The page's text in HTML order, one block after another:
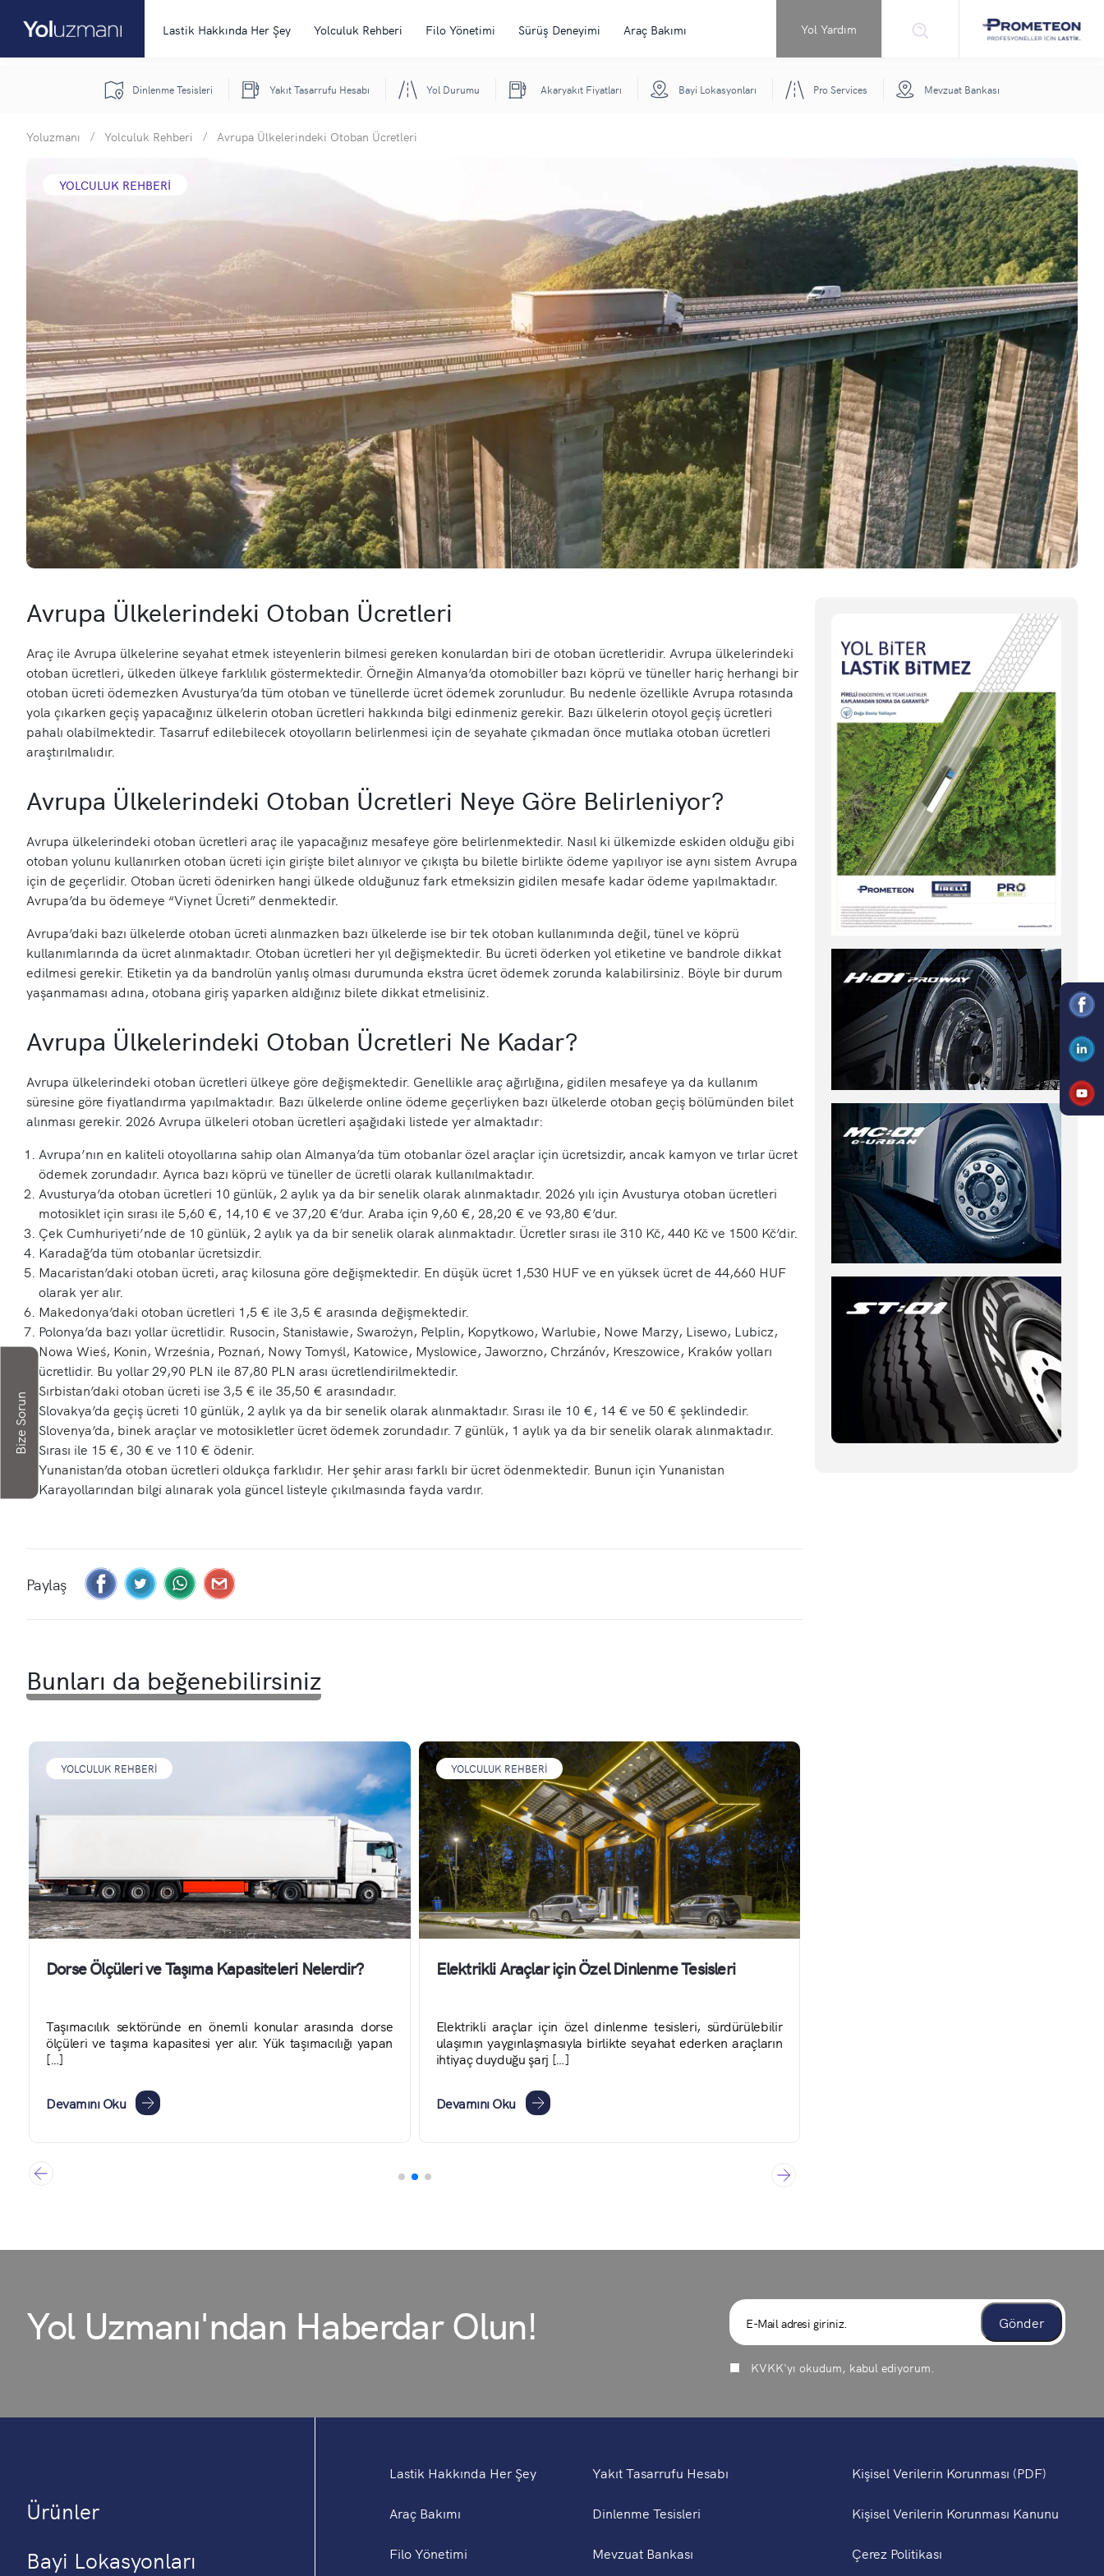
Yol Yardım
Lastik Hakkında Her Şey Yolculuk Rehberi Filo Yönetimi Sürüş Deneyimi Araç Bakımı
Dinlenme Tesisleri Yakıt Tasarrufu Hesabı Yol Durumu Akaryakıt Fiyatları Bayi Lokasyonları Pro Services Mevzuat Bankası
Yoluzmanı / Yolculuk Rehberi / Avrupa Ülkelerindeki Otoban Ücretleri
YOLCULUK REHBERI
Avrupa Ülkelerindeki Otoban Ücretleri
Araç ile Avrupa ülkelerine seyahat etmek isteyenlerin bilmesi gereken konulardan biri de otoban ücretleridir. Avrupa ülkelerindeki
otoban ücretleri, ülkeden ülkeye farklılık göstermektedir. Örneğin Almanya’da otomobiller bazı köprü ve tüneller hariç herhangi bir
otoban ücreti ödemezken Avusturya’da tüm otoban ve tünellerde ücret ödemek zorunludur. Bu nedenle özellikle Avrupa rotasında
yola çıkarken geçiş yapacağınız ülkelerin otoban ücretleri hakkında bilgi edinmeniz gerekir. Bazı ülkelerin otoyol geçiş ücretleri
pahalı olabilmektedir. Tasarruf edilebilecek otoyolların belirlenmesi için de seyahate çıkmadan önce mutlaka otoban ücretleri
araştırılmalıdır.
Avrupa Ülkelerindeki Otoban Ücretleri Neye Göre Belirleniyor?
Avrupa ülkelerindeki otoban ücretleri araç ile yapacağınız mesafeye göre belirlenmektedir. Nasıl ki ülkemizde eskiden olduğu gibi
otoban yolunu kullanırken otoban ücreti için girişte bilet alınıyor ve çıkışta bu biletle birlikte ödeme yapılıyor ise aynı sistem Avrupa
için de geçerlidir. Otoban ücreti ödenirken hangi ülkede olduğunuz fark etmeksizin gidilen mesafe kadar ödeme yapılmaktadır.
Avrupa’da bu ödemeye “Viynet Ücreti”denmektedir.
Avrupa’daki bazı ülkelerde otoban ücreti alınmazken bazı ülkelerde ise bir tek otoban kullanımında değil, tünel ve köprü
kullanımlarında da ücret alınmaktadır. Otoban ücretleri her yıl değişmektedir. Bu ücreti öderken yol etiketine ve bandrole dikkat
edilmesi gerekir. Etiketin ya da bandrolün yanlış olması durumunda ekstra ücret ödemek zorunda kalabilirsiniz. Böyle bir durum
yaşanmaması adına, otobana giriş yaparken aldığınız bilete dikkat etmelisiniz.
Avrupa Ülkelerindeki Otoban Ücretleri Ne Kadar?
Avrupa ülkelerindeki otoban ücretleri ülkeye göre değişmektedir. Genellikle araç ağırlığına, gidilen mesafeye ya da kullanım
süresine göre fiyatlandırma yapılmaktadır. Bazı ülkelerde online ödeme geçerliyken bazı ülkelerde otoban geçiş bölümünden bilet
alınması gerekir. 2026 Avrupa ülkeleri otoban ücretleri aşağıdaki listede yer almaktadır:
Avrupa’nın en kaliteli otoyollarına sahip olan Almanya’da tüm otobanlar özel araçlar için ücretsizdir, ancak kamyon ve tırlar ücret
ödemek zorundadır. Ayrıca bazı köprü ve tüneller de ücretli olarak kullanılmaktadır.
Avusturya’da otoban ücretleri 10 günlük, 2 aylık ya da bir senelik olarak alınmaktadır. 2026 yılı için Avusturya otoban ücretleri
motosiklet için sırası ile 5,60 €, 14,10 € ve 37,20 €’dur. Araba için 9,60 €, 28,20 € ve 93,80 €’dur.
Çek Cumhuriyeti’nde de 10 günlük, 2 aylık ya da bir senelik olarak alınmaktadır. Ücretler sırası ile 310 Kč, 440 Kč ve 1500 Kč’dir.
Karadağ’da tüm otobanlar ücretsizdir.
Macaristan’daki otoban ücreti, araç kilosuna göre değişmektedir. En düşük ücret 1,530 HUF ve en yüksek ücret de 44,660 HUF
olarak yer alır.
Makedonya’daki otoban ücretleri 1,5 € ile 3,5 € arasında değişmektedir.
Polonya’da bazı yollar ücretlidir. Rusocin, Stanisławie, Swarożyn, Pelplin, Kopytkowo, Warlubie, Nowe Marzy, Lisewo, Lubicz,
Nowa Wieś, Konin, Września, Poznań, Nowy Tomyśl, Katowice, Myslowice, Jaworzno, Chrzánóv, Kreszowice, Kraków yolları
ücretlidir. Bu yollar 29,90 PLN ile 87,80 PLN arası ücretlendirilmektedir.
Sırbistan’daki otoban ücreti ise 3,5 € ile 35,50 € arasındadır.
Slovakya’da geçiş ücreti 10 günlük, 2 aylık ya da bir senelik olarak alınmaktadır. Sırası ile 10 €, 14 € ve 50 € şeklindedir.
Slovenya’da, binek araçlar ve motosikletler ücret ödemek zorundadır. 7 günlük, 1 aylık ya da bir senelik olarak alınmaktadır.
Sırası ile 15 €, 30 € ve 110 € ödenir.
Yunanistan’da otoban ücretleri oldukça farklıdır. Her şehir arası farklı bir ücret ödenmektedir. Bunun için Yunanistan
Karayollarından bilgi alınarak yola güncel listeyle çıkılmasında fayda vardır.
Paylaş
Bunları da beğenebilirsiniz
YOLCULUK REHBERI
Dorse Ölçüleri ve Taşıma Kapasiteleri Nelerdir?
Taşımacılık sektöründe en önemli konular arasında dorse
ölçüleri ve taşıma kapasitesi yer alır. Yük taşımacılığı yapan
[…]
Devamını Oku
YOLCULUK REHBERI
Elektrikli Araçlar için Özel Dinlenme Tesisleri
Elektrikli araçlar için özel dinlenme tesisleri, sürdürülebilir
ulaşımın yaygınlaşmasıyla birlikte seyahat ederken araçların
ihtiyaç duyduğu şarj […]
Devamını Oku
Bize Sorun
Yol Uzmanı'ndan Haberdar Olun!
KVKK'yı okudum, kabul ediyorum.
Ürünler
Bayi Lokasyonları
Lastik Hakkında Her Şey
Araç Bakımı
Filo Yönetimi
Yakıt Tasarrufu Hesabı
Dinlenme Tesisleri
Mevzuat Bankası
Kişisel Verilerin Korunması (PDF)
Kişisel Verilerin Korunması Kanunu
Çerez Politikası